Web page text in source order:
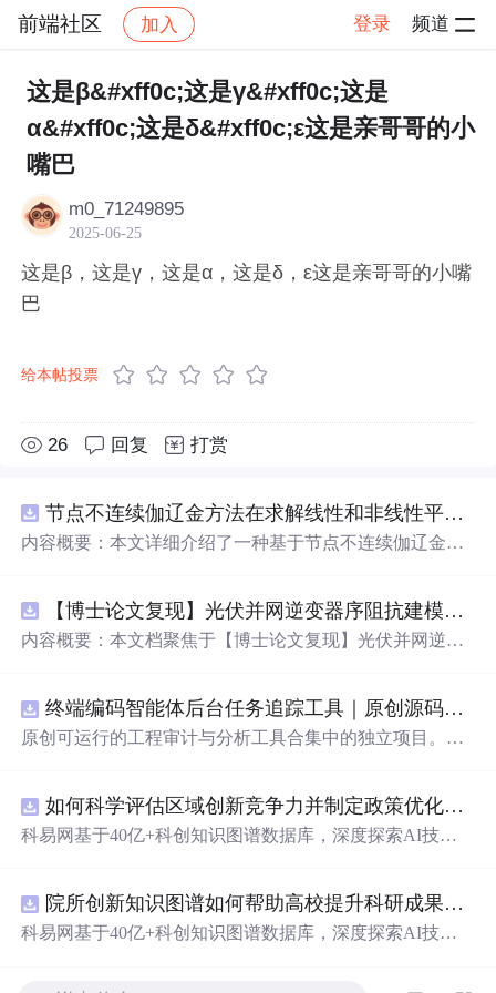
前端社区 加入 登录 频道
社区 前端社区 感慨 帖子详情
这是β&#xff0c;这是γ&#xff0c;这是
α&#xff0c;这是δ&#xff0c;ε这是亲哥哥的小
嘴巴
m0_71249895
2025-06-25
这是β，这是γ，这是α，这是δ，ε这是亲哥哥的小嘴
巴
给本帖投票
26 回复 打赏
节点不连续伽辽金方法在求解线性和非线性平流方程中的一维实现（Matlab代码实现）
内容概要：本文详细介绍了一种基于节点不连续伽辽金方
B代码实现。该方法在处理偏微分方程特别是具有间断解
或高梯度特征的问题时展现出优异的稳定性和精度。文中
何在MATLAB环境中实现该数值方法，并辅以典型算例验
证其有效性和可靠性。此外，文章还强调科研工作中“借
力”与创新思维的重要性，鼓励研究者在夯实理论基础的同
基础知识、熟悉MATLAB编程，从事计算数学、流体力
学、物理建模及相关领域的研究生、科研人员及工程技术
开发者。; 使用场景及目标：① 学习并掌握节点不连续伽
AB代码开展线性和非线性平流方程的数值模拟实验；③
将该方法作为基础算法应用于高分辨率数值模拟、守恒律
方程求解等科研项目中的扩展与改进； 阅读建议：建议读
【博士论文复现】光伏并网逆变器序阻抗建模、扫频辨识与弱电网交互稳定性分析【阻抗建模、验证扫频法】（Matlab代码、Simulink仿真实现）
内容概要：本文档聚焦于【博士论文复现】光伏并网逆变
于谐波线性化的并网VSG逆变器正负序阻抗建模、锁相环
与电流环的小信号建模、扫频法辨识系统阻抗、奈奎斯特
结合，帮助读者掌握新能源并网系统稳定性分析的核心技
术与工程实现方法。; 适合人群：具备电力电子、自动控制
理论基础，熟悉Matlab/Simulink环境，从事新能源发电、并
师。; 使用场景及目标：① 复现博士论文中关于光伏并网
逆变器阻抗建模与稳定性分析的关键实验；② 学习并掌握
扫频法（Frequency Scan）在实际系统中的应用技巧；③
与故障机理分析；④ 作为相关课题研究或毕业设计的技术
终端编码智能体后台任务追踪工具｜原创源码+测试+离线报告
原创可运行的工程审计与分析工具合集中的独立项目。每
VG 报告、1080×720 运行效果图、README、运行说明、
MIT License 与原创授权声明。零第三方运行依赖，不包含
教学演示与二次开发。运行方法：Node.js 18+ 下执行 npm
test 与 npm run report，或启动静态服务器打开 index.html。
如何科学评估区域创新竞争力并制定政策优化策略？.docx
科易网基于40亿+科创知识图谱数据库，深度探索AI技术
新领域的AI+数智化解决方案，推动科技创新与产业创新
智能化发展。
院所创新知识图谱如何帮助高校提升科研成果转化效率？.docx
科易网基于40亿+科创知识图谱数据库，深度探索AI技术